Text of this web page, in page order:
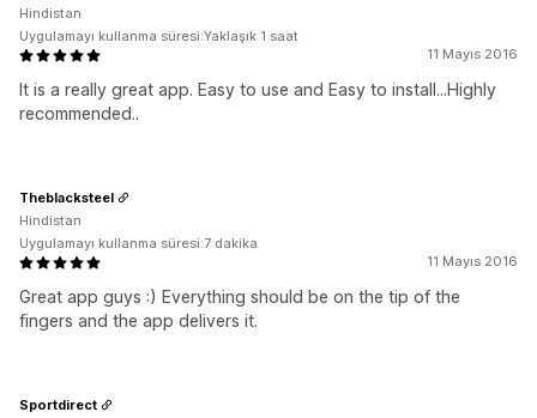
11 Mayıs 2016
It is a really great app. Easy to use and Easy to install...Highly
recommended..
Hindistan
Uygulamayı kullanma süresi:Yaklaşık 1 saat
11 Mayıs 2016
Great app guys :) Everything should be on the tip of the
fingers and the app delivers it.
Theblacksteel
Hindistan
Uygulamayı kullanma süresi:7 dakika
Sportdirect